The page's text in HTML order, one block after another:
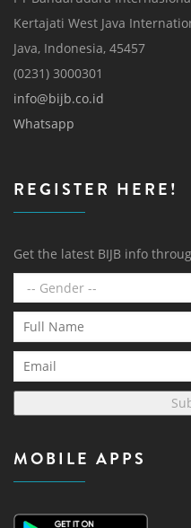
Kertajati West Java
Java, Indonesia, 45457
(0231) 3000301
info@bijb.co.id
Whatsapp
REGISTER HERE!
Get the latest BIJB info
MOBILE APPS